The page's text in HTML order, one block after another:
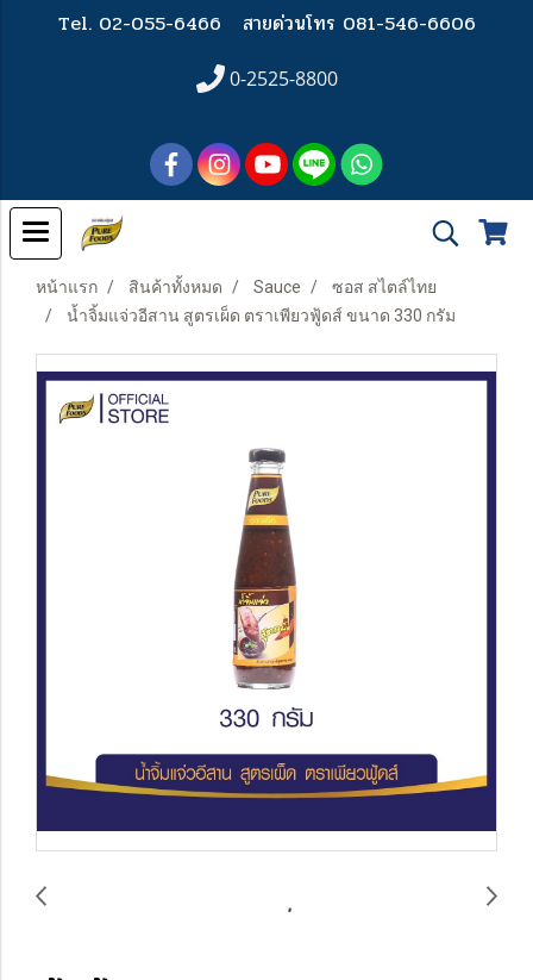
Tel. 02-055-6466 สายด่วนโทร 081-546-6606
0-2525-8800
หน้าแรก สินค้าทั้งหมด Sauce
ซอส สไตล์ไทย
น้ำจิ้มแจ่วอีสาน สูตรเผ็ด ตราเพียวฟู้ดส์ ขนาด 330 กรัม